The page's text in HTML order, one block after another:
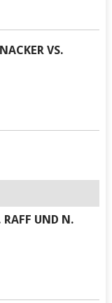
VS.
UND N.